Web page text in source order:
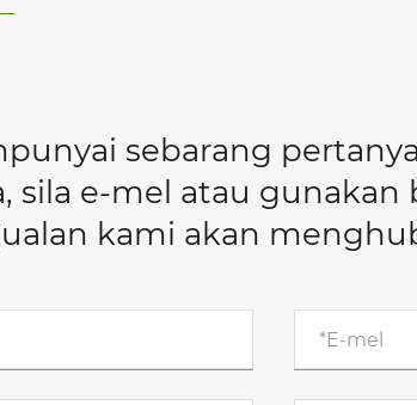
sebarang
sila e-mel atau gunakan
kami akan